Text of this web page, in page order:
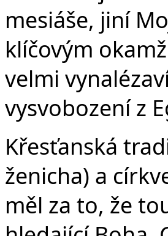
mesiáše, jiní
klíčovým
velmi
vysvobození z
Křesťanská
ženicha) a
měl za to, že